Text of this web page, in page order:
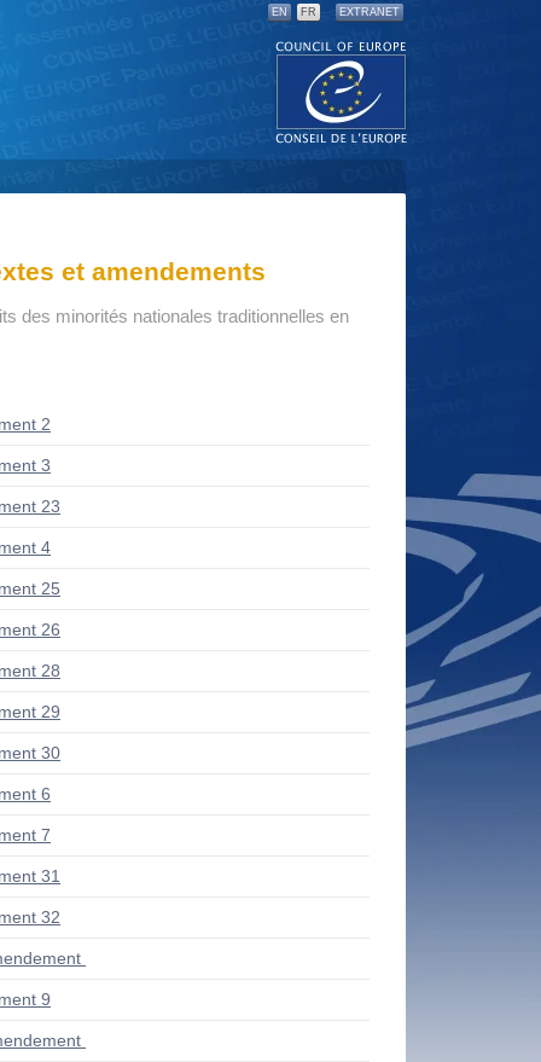
EN FR EXTRANET
et amendements
des minorités nationales traditionnelles en
2
3
23
4
25
26
28
29
30
6
7
31
32
9